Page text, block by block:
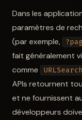
Dans les
paramètres de
(par exemple,
fait généralement
comme
APIs retournent
et ne fournissent
développeurs